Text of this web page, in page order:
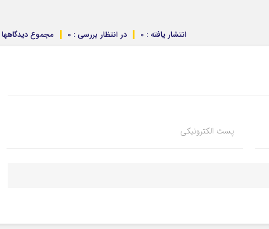
مجموع دیدگاهها : در انتظار بررسی : 0 انتشار یافته : 0
پست الکترونیکی